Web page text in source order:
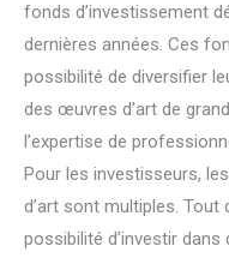
fonds d’investissement
dernières années. Ces
possibilité de diversifier
des œuvres d’art de
l’expertise de
Pour les investisseurs,
d’art sont multiples.
possibilité d’investir